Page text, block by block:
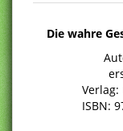
Die wahre
Verlag:
ISBN: